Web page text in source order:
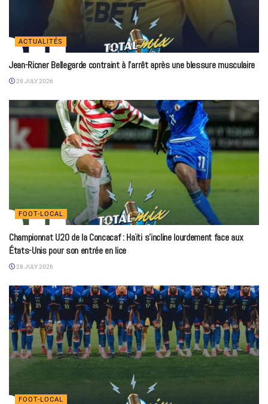
ACTUALITÉS
Jean-Ricner Bellegarde contraint à l’arrêt après une blessure musculaire
28 JULY 2026
FOOT-LOCAL
Championnat U20 de la Concacaf : Haïti s’incline lourdement face aux
États-Unis pour son entrée en lice
28 JULY 2026
FOOT-LOCAL